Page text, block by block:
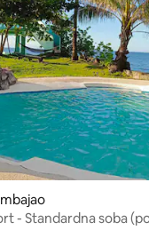
- Standardna soba